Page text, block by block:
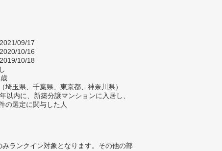
09/17
10/16
10/18
埼玉県、千葉県、東京都、神奈川県）
以内に、新築分譲マンションに入居し、
の選定に関与した人
ランクイン対象となります。その他の部